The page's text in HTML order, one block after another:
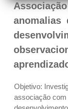
anomalias
Objetivo:
associação com